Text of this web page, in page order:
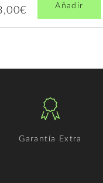
Añadir
Garantía Extra